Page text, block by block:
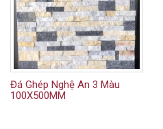
Đá Ghép Nghệ An 3 Màu
100X500MM